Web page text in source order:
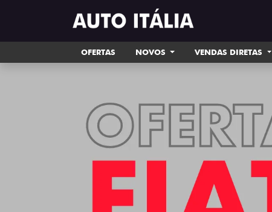
OFERTAS NOVOS VENDAS DIRETAS